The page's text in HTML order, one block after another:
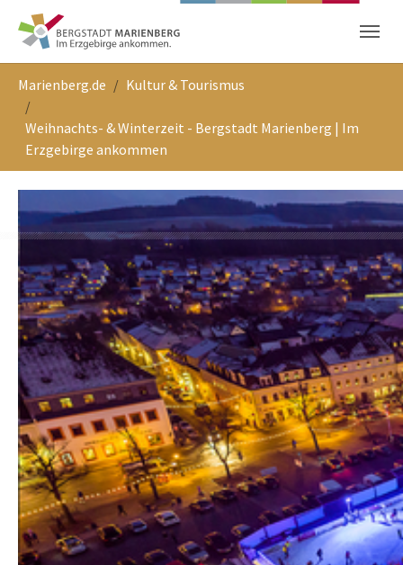
Skip to main content
Skip to page footer
Marienberg.de Kultur & Tourismus
Weihnachts- & Winterzeit - Bergstadt Marienberg | Im
Erzgebirge ankommen